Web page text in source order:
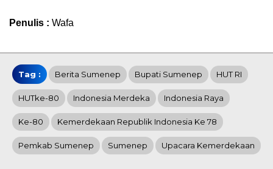
Penulis : Wafa
Tag : Berita Sumenep Bupati Sumenep HUT RI
HUTke-80 Indonesia Merdeka Indonesia Raya
Ke-80 Kemerdekaan Republik Indonesia Ke 78
Pemkab Sumenep Sumenep Upacara Kemerdekaan